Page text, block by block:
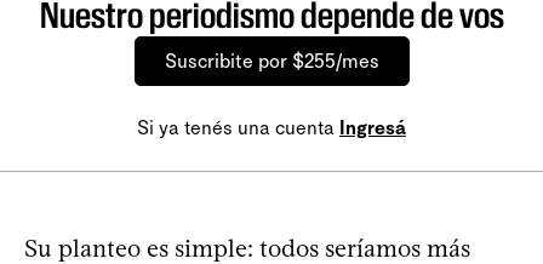
Nuestro periodismo depende de vos
Suscribite por $255/mes
Si ya tenés una cuenta Ingresá
Su planteo es simple: todos seríamos más